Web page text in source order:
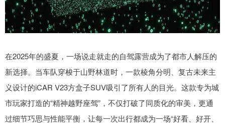
在2025年的盛夏，一场说走就走的自驾露营成为了都市人解压的
新选择。当车队穿梭于山野林道时，一款棱角分明、复古未来主
义设计的iCAR V23方盒子SUV吸引了所有人的目光。这款专为城
市玩家打造的“精神越野座驾”，不仅打破了同质化的审美，更通
过细节巧思与性能平衡，让每一次出行都成为一场“好看、好开、